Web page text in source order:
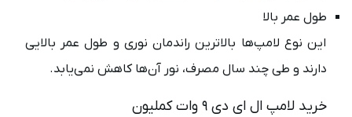
طول عمر بالا
این نوع لامپ‌ها بالاترین راندمان نوری و طول عمر بالایی
دارند و طی چند سال مصرف، نور آن‌ها کاهش نمی‌‌یابد.
خرید لامپ ال ای دی ۹ وات کملیون